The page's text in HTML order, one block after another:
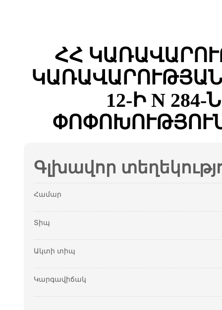
ՀՀ
ԿԱՌԱՎԱՐՈՒԹՅԱՆ
12-Ի N
Գլխավոր
Համար
Տիպ
Ակտի տիպ
Կարգավիճակ